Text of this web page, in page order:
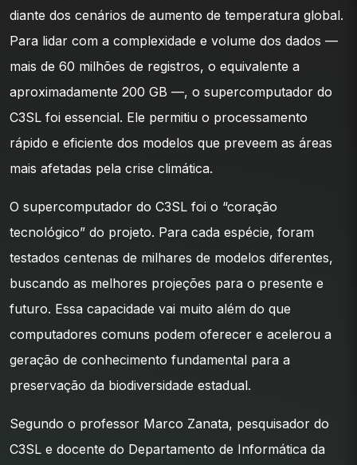
diante dos cenários de aumento de temperatura global.
Para lidar com a complexidade e volume dos dados —
mais de 60 milhões de registros, o equivalente a
aproximadamente 200 GB —, o supercomputador do
C3SL foi essencial. Ele permitiu o processamento
rápido e eficiente dos modelos que preveem as áreas
mais afetadas pela crise climática.
O supercomputador do C3SL foi o “coração
tecnológico” do projeto. Para cada espécie, foram
testados centenas de milhares de modelos diferentes,
buscando as melhores projeções para o presente e
futuro. Essa capacidade vai muito além do que
computadores comuns podem oferecer e acelerou a
geração de conhecimento fundamental para a
preservação da biodiversidade estadual.
Segundo o professor Marco Zanata, pesquisador do
C3SL e docente do Departamento de Informática da